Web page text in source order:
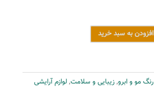
افزودن به سبد خرید
رنگ مو و ابرو,زیبایی و سلامت,لوازم آرایشی